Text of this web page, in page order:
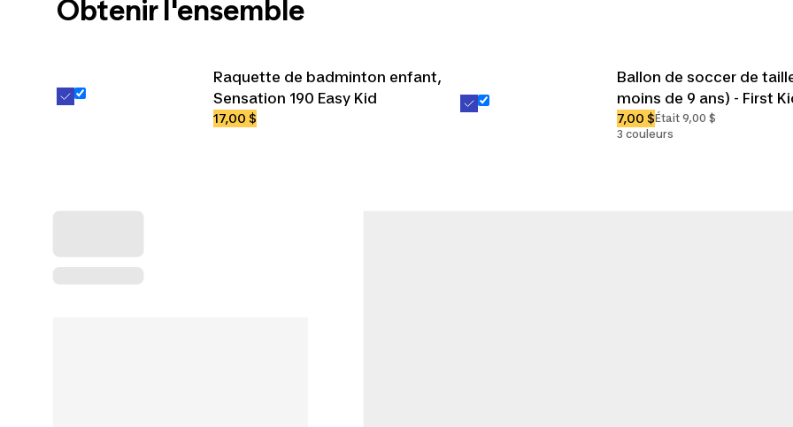
Obtenir l'ensemble
Raquette de badminton enfant,
Sensation 190 Easy Kid
17,00 $
Ballon de soccer de
moins de 9 ans) - First
7,00 $Était 9,00 $
3 couleurs